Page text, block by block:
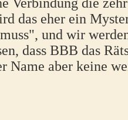
das eher ein
und wir
dass BBB das
Name aber keine